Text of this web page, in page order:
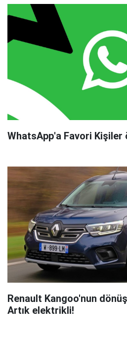
WhatsApp'a Favori Kişiler
Renault Kangoo'nun
Artık elektrikli!